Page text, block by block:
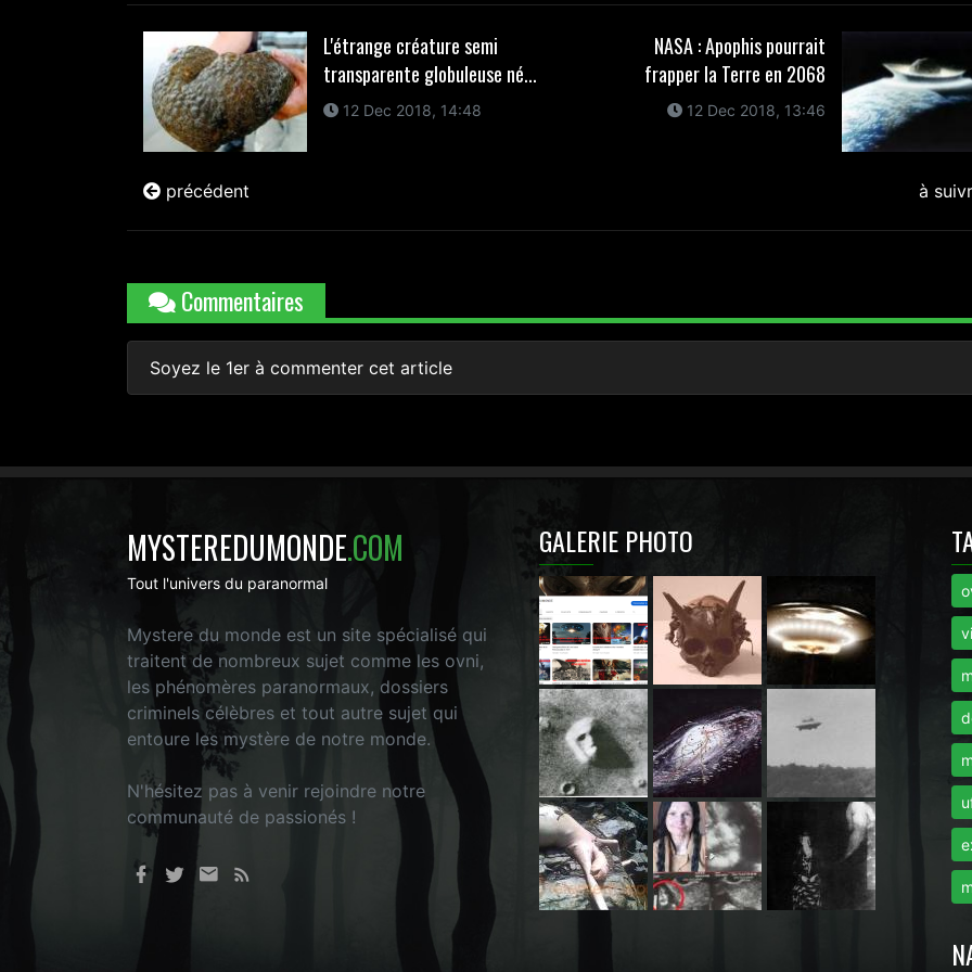
L'étrange créature semi
transparente globuleuse né...
12 Dec 2018, 14:48
précédent
NASA : Apophis pourrait
frapper la Terre en 2068
12 Dec 2018, 13:46
à
Commentaires
Soyez le 1er à commenter cet article
MYSTEREDUMONDE.COM
Tout l'univers du paranormal
Mystere du monde est un site spécialisé qui
traitent de nombreux sujet comme les ovni,
les phénomères paranormaux, dossiers
criminels célèbres et tout autre sujet qui
entoure les mystère de notre monde.
N'hésitez pas à venir rejoindre notre
communauté de passionés !
GALERIE PHOTO